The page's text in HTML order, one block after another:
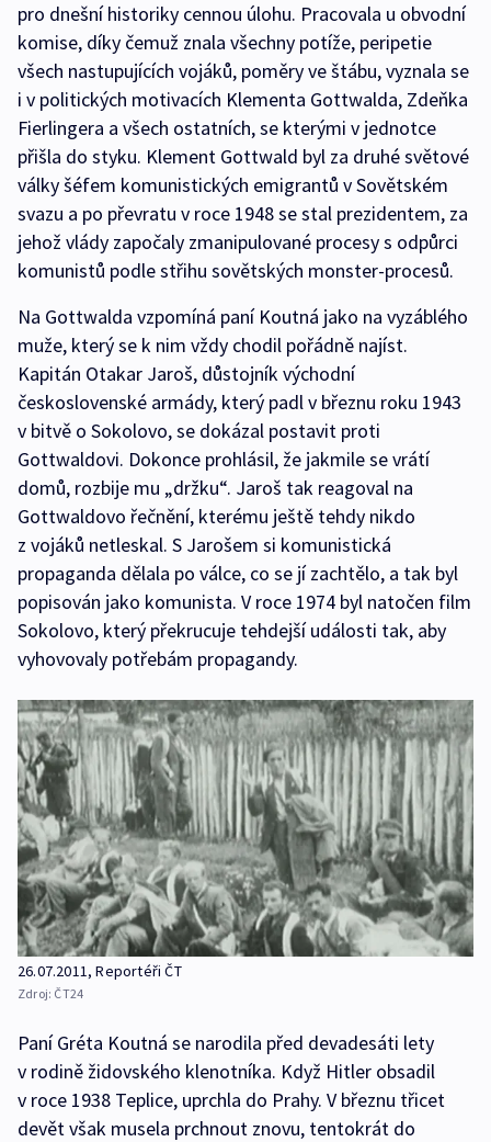
pro dnešní historiky cennou úlohu. Pracovala u obvodní
komise, díky čemuž znala všechny potíže, peripetie
všech nastupujících vojáků, poměry ve štábu, vyznala se
i v politických motivacích Klementa Gottwalda, Zdeňka
Fierlingera a všech ostatních, se kterými v jednotce
přišla do styku. Klement Gottwald byl za druhé světové
války šéfem komunistických emigrantů v Sovětském
svazu a po převratu v roce 1948 se stal prezidentem, za
jehož vlády započaly zmanipulované procesy s odpůrci
komunistů podle střihu sovětských monster-procesů.
Na Gottwalda vzpomíná paní Koutná jako na vyzáblého
muže, který se k nim vždy chodil pořádně najíst.
Kapitán Otakar Jaroš, důstojník východní
československé armády, který padl v březnu roku 1943
v bitvě o Sokolovo, se dokázal postavit proti
Gottwaldovi. Dokonce prohlásil, že jakmile se vrátí
domů, rozbije mu „držku“. Jaroš tak reagoval na
Gottwaldovo řečnění, kterému ještě tehdy nikdo
z vojáků netleskal. S Jarošem si komunistická
propaganda dělala po válce, co se jí zachtělo, a tak byl
popisován jako komunista. V roce 1974 byl natočen film
Sokolovo, který překrucuje tehdejší události tak, aby
vyhovovaly potřebám propagandy.
26.07.2011, Reportéři ČT
Zdroj: ČT24
Paní Gréta Koutná se narodila před devadesáti lety
v rodině židovského klenotníka. Když Hitler obsadil
v roce 1938 Teplice, uprchla do Prahy. V březnu třicet
devět však musela prchnout znovu, tentokrát do